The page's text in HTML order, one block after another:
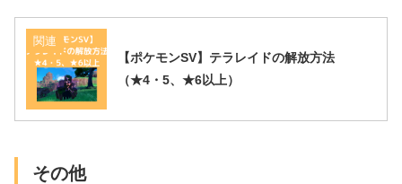
関連
【ポケモンSV】テラレイドの解放方法
（★4・5、★6以上）
その他